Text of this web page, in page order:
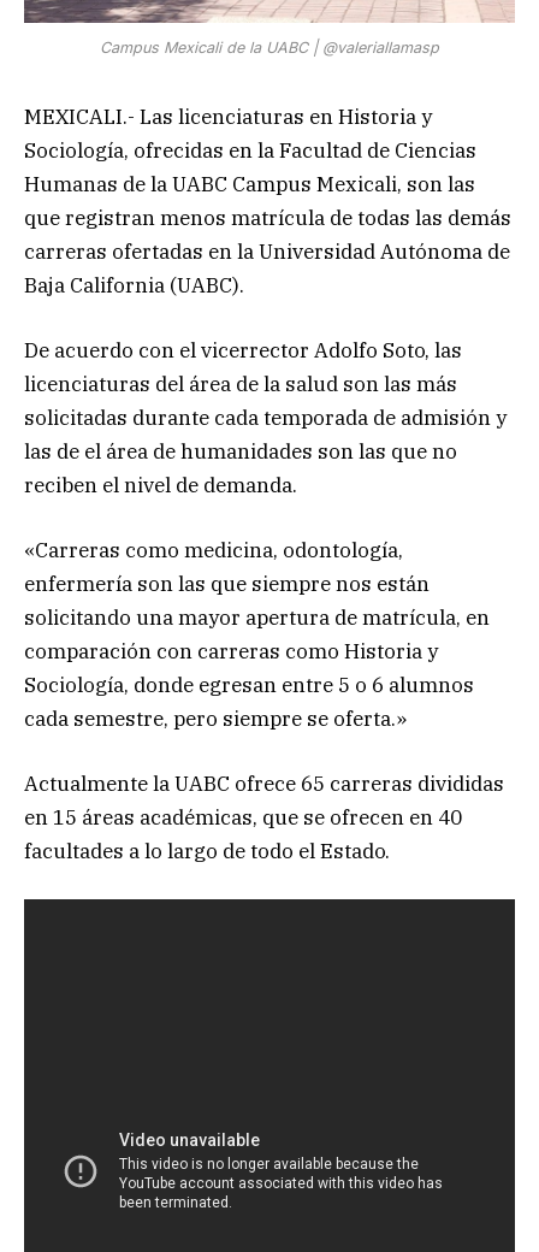
Campus Mexicali de la UABC | @valeriallamasp
MEXICALI.- Las licenciaturas en Historia y
Sociología, ofrecidas en la Facultad de Ciencias
Humanas de la UABC Campus Mexicali, son las
que registran menos matrícula de todas las demás
carreras ofertadas en la Universidad Autónoma de
Baja California (UABC).
De acuerdo con el vicerrector Adolfo Soto, las
licenciaturas del área de la salud son las más
solicitadas durante cada temporada de admisión y
las de el área de humanidades son las que no
reciben el nivel de demanda.
«Carreras como medicina, odontología,
enfermería son las que siempre nos están
solicitando una mayor apertura de matrícula, en
comparación con carreras como Historia y
Sociología, donde egresan entre 5 o 6 alumnos
cada semestre, pero siempre se oferta.»
Actualmente la UABC ofrece 65 carreras divididas
en 15 áreas académicas, que se ofrecen en 40
facultades a lo largo de todo el Estado.